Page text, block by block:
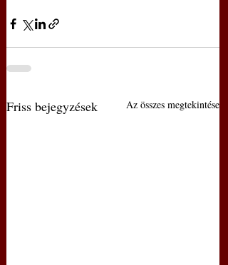
Friss bejegyzések Az összes megtekintése